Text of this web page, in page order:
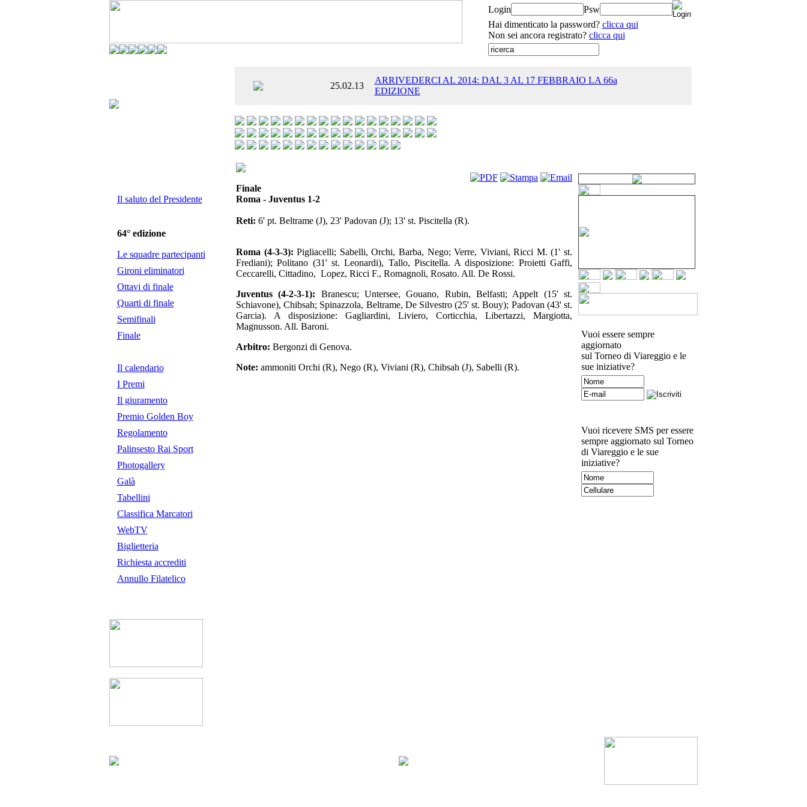
Login
Psw
Hai dimenticato la password? clicca qui
Non sei ancora registrato? clicca qui
25.02.13
ARRIVEDERCI AL 2014: DAL 3 AL 17 FEBBRAIO LA 66a
EDIZIONE
Il saluto del Presidente
64° edizione
Le squadre partecipanti
Gironi eliminatori
Ottavi di finale
Quarti di finale
Semifinali
Finale
Il calendario
I Premi
Il giuramento
Premio Golden Boy
Regolamento
Palinsesto Rai Sport
Photogallery
Galà
Tabellini
Classifica Marcatori
WebTV
Biglietteria
Richiesta accrediti
Annullo Filatelico
Finale
Roma - Juventus 1-2
Reti: 6' pt. Beltrame (J), 23' Padovan (J); 13' st. Piscitella (R).
Roma (4-3-3): Pigliacelli; Sabelli, Orchi, Barba, Nego; Verre, Viviani, Ricci M. (1' st.
Frediani); Politano (31' st. Leonardi), Tallo, Piscitella. A disposizione: Proietti Gaffi,
Ceccarelli, Cittadino, Lopez, Ricci F., Romagnoli, Rosato. All. De Rossi.
Juventus (4-2-3-1): Branescu; Untersee, Gouano, Rubin, Belfasti; Appelt (15' st.
Schiavone), Chibsah; Spinazzola, Beltrame, De Silvestro (25' st. Bouy); Padovan (43' st.
Garcia). A disposizione: Gagliardini, Liviero, Corticchia, Libertazzi, Margiotta,
Magnusson. All. Baroni.
Arbitro: Bergonzi di Genova.
Note: ammoniti Orchi (R), Nego (R), Viviani (R), Chibsah (J), Sabelli (R).
Vuoi essere sempre
aggiornato
sul Torneo di Viareggio e le
sue iniziative?
Vuoi ricevere SMS per essere
sempre aggiornato sul Torneo
di Viareggio e le sue
iniziative?